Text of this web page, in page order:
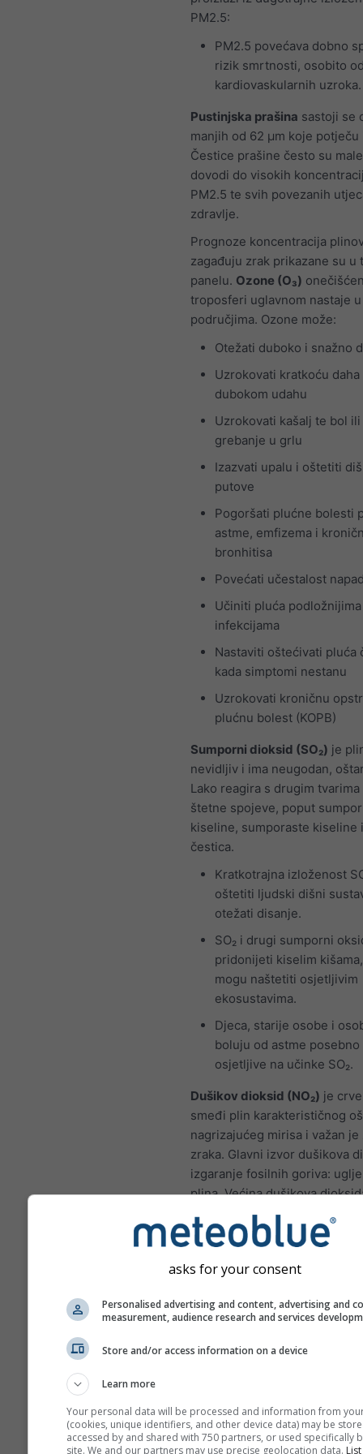
PM2.5:
PM2.5 povećava dobno
rizik smrtnosti, osobito
kardiovaskularnih uzroka.
Pustinjska prašina sastoji se
manjih od 62 μm koje
Čestice prašine često su
dovodi do visokih
PM2.5 te svih povezanih
zdravlje.
Prognoze koncentracija
zagađuju zrak prikazane su u
panelu. Ozone (O₃)
troposferi uglavnom nastaje
područjima. Ozone može:
Otežati duboko i snažno
Uzrokovati kratkoću
dubokom udahu
Uzrokovati kašalj te bol ili
grebanje u grlu
Izazvati upalu i oštetiti
putove
Pogoršati plućne bolesti
astme, emfizema i
bronhitisa
Povećati učestalost
Učiniti pluća podložnijima
infekcijama
Nastaviti oštećivati pluća
kada simptomi nestanu
Uzrokovati kroničnu
plućnu bolest (KOPB)
Sumporni dioksid (SO₂) je
nevidljiv i ima neugodan,
Lako reagira s drugim
štetne spojeve, poput
kiseline, sumporaste kiseline
čestica.
Kratkotrajna izloženost
oštetiti ljudski dišni
otežati disanje.
SO₂ i drugi sumporni
pridonijeti kiselim
mogu naštetiti osjetljivim
ekosustavima.
Djeca, starije osobe i
boluju od astme posebno
osjetljive na učinke SO₂.
Dušikov dioksid (NO₂) je
smeđi plin karakterističnog
nagrizajućeg mirisa i važan je
zraka. Glavni izvor dušikova
izgaranje fosilnih goriva:
plina. Većina dušikova
gradovima potječe iz
motornih vozila. Dušikov
je zagađivač zraka jer
stvaranju Ozone, što može
NO₂ izaziva upalu
infekcije
piskanja pri disanju,
prehlade, gripe i
asks for your consent
Personalised advertising and content, advertising and
measurement, audience research and services
Store and/or access information on a device
Learn more
Your personal data will be processed and information from
(cookies, unique identifiers, and other device data) may be
accessed by and shared with 750 partners, or used specifically
site. We and our partners may use precise geolocation data.